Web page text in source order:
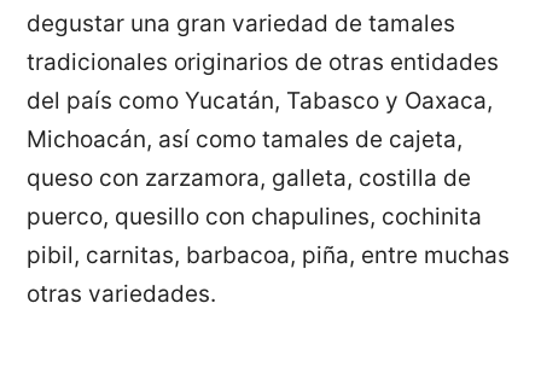
degustar una gran variedad de tamales
tradicionales originarios de otras entidades
del país como Yucatán, Tabasco y Oaxaca,
Michoacán, así como tamales de cajeta,
queso con zarzamora, galleta, costilla de
puerco, quesillo con chapulines, cochinita
pibil, carnitas, barbacoa, piña, entre muchas
otras variedades.